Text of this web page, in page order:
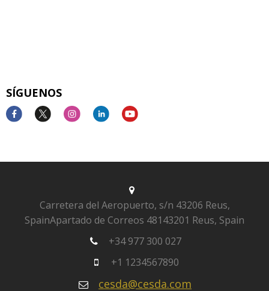
SÍGUENOS
Carretera del Aeropuerto, s/n 43206 Reus,
SpainApartado de Correos 48143201 Reus, Spain
+34 977 300 027
+1 1234567890
cesda@cesda.com